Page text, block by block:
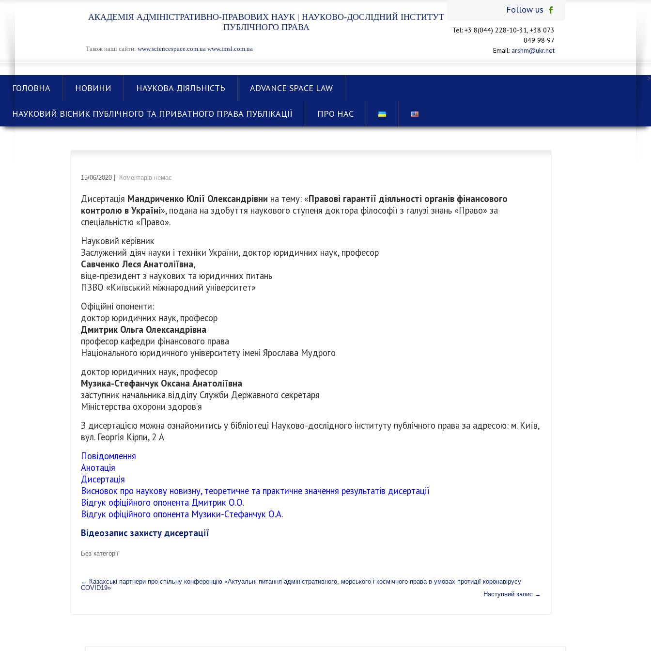
АКАДЕМІЯ АДМІНІСТРАТИВНО-ПРАВОВИХ НАУК | НАУКОВО-ДОСЛІДНИЙ ІНСТИТУТ
ПУБЛІЧНОГО ПРАВА
Також наші сайти: www.sciencespace.com.ua www.imsl.com.ua
Follow us
Tel: +3 8(044) 228-10-31, +38 073
049 98 97
Email: arshm@ukr.net
ГОЛОВНА НОВИНИ НАУКОВА ДІЯЛЬНІСТЬ ADVANCE SPACE LAW
НАУКОВИЙ ВІСНИК ПУБЛІЧНОГО ТА ПРИВАТНОГО ПРАВА ПУБЛІКАЦІЇ ПРО НАС
>
15/06/2020 Коментарів немає
Дисертація Мандриченко Юлії Олександрівни на тему: «Правові гарантії діяльності органів фінансового
контролю в Україні», подана на здобуття наукового ступеня доктора філософії з галузі знань «Право» за
спеціальністю «Право».
Науковий керівник
Заслужений діяч науки і техніки України, доктор юридичних наук, професор
Савченко Леся Анатоліївна,
віце-президент з наукових та юридичних питань
ПЗВО «Київський міжнародний університет»
Офіційні опоненти:
доктор юридичних наук, професор
Дмитрик Ольга Олександрівна
професор кафедри фінансового права
Національного юридичного університету імені Ярослава Мудрого
доктор юридичних наук, професор
Музика-Стефанчук Оксана Анатоліївна
заступник начальника відділу Служби Державного секретаря
Міністерства охорони здоров’я
З дисертацією можна ознайомитись у бібліотеці Науково-дослідного інституту публічного права за адресою: м. Київ,
вул. Георгія Кірпи, 2 А
Повідомлення
Анотація
Дисертація
Висновок про наукову новизну, теоретичне та практичне значення результатів дисертації
Відгук офіційного опонента Дмитрик О.О.
Відгук офіційного опонента Музики-Стефанчук О.А.
Відеозапис захисту дисертації
Без категорії
← Казахські партнери про спільну конференцію «Актуальні питання адміністративного, морського і космічного права в умовах протидії коронавірусу
COVID19»
Наступний запис →